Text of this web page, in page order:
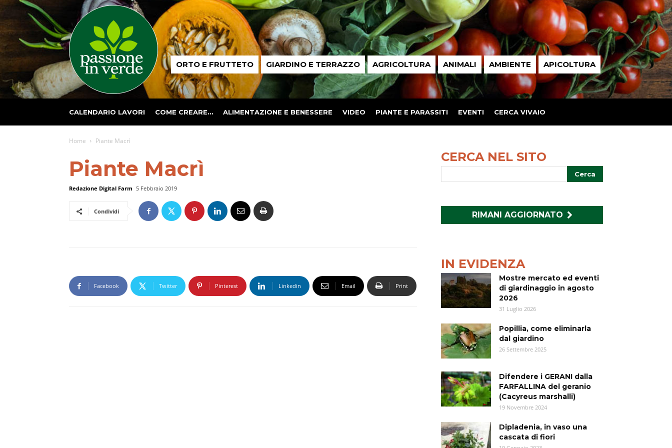
Passione
in ORTO E FRUTTETO GIARDINO E TERRAZZO AGRICOLTURA ANIMALI AMBIENTE APICOLTURA
CALENDARIO LAVORI COME CREARE… ALIMENTAZIONE E BENESSERE VIDEO PIANTE E PARASSITI EVENTI CERCA VIVAIO
Home Piante Macrì
Piante Macrì
Redazione Digital Farm 5 Febbraio 2019
Condividi
Facebook Twitter Pinterest Linkedin Email Print
CERCA NEL SITO
RIMANI AGGIORNATO
IN EVIDENZA
Mostre mercato ed eventi
di giardinaggio in agosto
2026
31 Luglio 2026
Popillia, come eliminarla
dal giardino
26 Settembre 2025
Difendere i GERANI dalla
FARFALLINA del geranio
(Cacyreus marshalli)
19 Novembre 2024
Dipladenia, in vaso una
cascata di fiori